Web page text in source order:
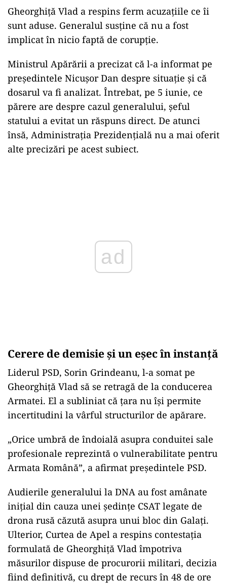
Gheorghiță Vlad a respins ferm acuzațiile ce îi
sunt aduse. Generalul susține că nu a fost
implicat în nicio faptă de corupție.
Ministrul Apărării a precizat că l-a informat pe
președintele Nicușor Dan despre situație și că
dosarul va fi analizat. Întrebat, pe 5 iunie, ce
părere are despre cazul generalului, șeful
statului a evitat un răspuns direct. De atunci
însă, Administrația Prezidențială nu a mai oferit
alte precizări pe acest subiect.
ad
Cerere de demisie și un eșec în instanță
Liderul PSD, Sorin Grindeanu, l-a somat pe
Gheorghiță Vlad să se retragă de la conducerea
Armatei. El a subliniat că țara nu își permite
incertitudini la vârful structurilor de apărare.
„Orice umbră de îndoială asupra conduitei sale
profesionale reprezintă o vulnerabilitate pentru
Armata Română”, a afirmat președintele PSD.
Audierile generalului la DNA au fost amânate
inițial din cauza unei ședințe CSAT legate de
drona rusă căzută asupra unui bloc din Galați.
Ulterior, Curtea de Apel a respins contestația
formulată de Gheorghiță Vlad împotriva
măsurilor dispuse de procurorii militari, decizia
fiind definitivă, cu drept de recurs în 48 de ore